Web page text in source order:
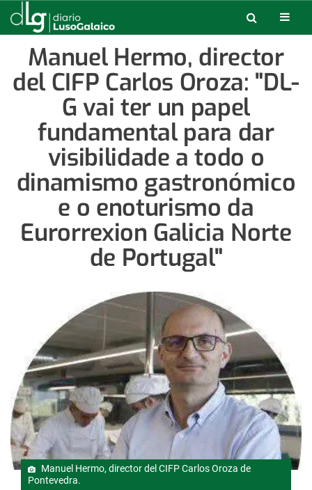
Manuel Hermo, director
del CIFP Carlos Oroza: "DL-
G vai ter un papel
fundamental para dar
visibilidade a todo o
dinamismo gastronómico
e o enoturismo da
Eurorrexion Galicia Norte
de Portugal"
Manuel Hermo, director del CIFP Carlos Oroza de
Pontevedra.